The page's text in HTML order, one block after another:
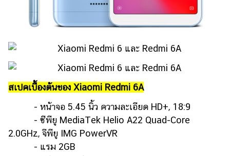
สเปคเบื้องต้นของ Xiaomi Redmi 6A
- หน้าจอ 5.45 นิ้ว ความละเอียด HD+, 18:9
- ซีพียู MediaTek Helio A22 Quad-Core
2.0GHz, จีพียู IMG PowerVR
- แรม 2GB